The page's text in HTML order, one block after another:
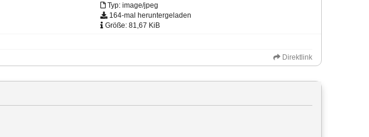
Typ: image/jpeg
164-mal heruntergeladen
Größe: 81,67 KiB
Direktlink